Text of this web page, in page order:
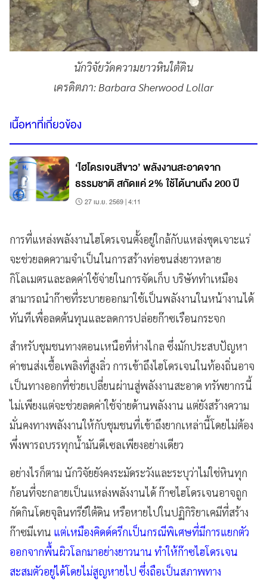
นักวิจัยวัดความยาวหินใต้ดิน
เครดิตภา: Barbara Sherwood Lollar
เนื้อหาที่เกี่ยวข้อง
‘ไฮโดรเจนสีขาว’ พลังงานสะอาดจาก
ธรรมชาติ สกัดแค่ 2% ใช้ได้นานถึง 200 ปี
27 เม.ย. 2569 | 4:11
การที่แหล่งพลังงานไฮโดรเจนตั้งอยู่ใกล้กับแหล่งขุดเจาะแร่
จะช่วยลดความจำเป็นในการสร้างท่อขนส่งยาวหลาย
กิโลเมตรและลดค่าใช้จ่ายในการจัดเก็บ บริษัททำเหมือง
สามารถนำก๊าซที่ระบายออกมาใช้เป็นพลังงานในหน้างานได้
ทันทีเพื่อลดต้นทุนและลดการปล่อยก๊าซเรือนกระจก
สำหรับชุมชนทางตอนเหนือที่ห่างไกล ซึ่งมักประสบปัญหา
ค่าขนส่งเชื้อเพลิงที่สูงลิ่ว การเข้าถึงไฮโดรเจนในท้องถิ่นอาจ
เป็นทางออกที่ช่วยเปลี่ยนผ่านสู่พลังงานสะอาด ทรัพยากรนี้
ไม่เพียงแต่จะช่วยลดค่าใช้จ่ายด้านพลังงาน แต่ยังสร้างความ
มั่นคงทางพลังงานให้กับชุมชนที่เข้าถึงยากเหล่านี้โดยไม่ต้อง
พึ่งพารถบรรทุกน้ำมันดีเซลเพียงอย่างเดียว
อย่างไรก็ตาม นักวิจัยยังคงระมัดระวังและระบุว่าไม่ใช่หินทุก
ก้อนที่จะกลายเป็นแหล่งพลังงานได้ ก๊าซไฮโดรเจนอาจถูก
กัดกินโดยจุลินทรีย์ใต้ดิน หรือหายไปในปฏิกิริยาเคมีที่สร้าง
ก๊าซมีเทน แต่เหมืองคิดด์ครีกเป็นกรณีพิเศษที่มีการแยกตัว
ออกจากพื้นผิวโลกมาอย่างยาวนาน ทำให้ก๊าซไฮโดรเจน
สะสมตัวอยู่ได้โดยไม่สูญหายไป ซึ่งถือเป็นสภาพทาง